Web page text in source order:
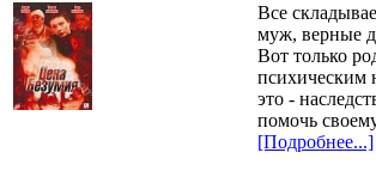
Все
муж, верные
Вот только
психическим
это -
помочь
[Подробнее...]